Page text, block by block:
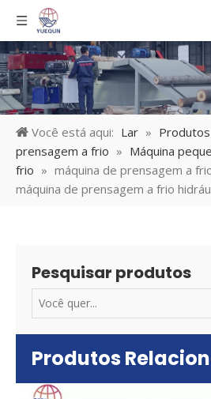
Você está aqui: Lar » Produtos
prensagem a frio » Máquina
frio » máquina de prensagem a
máquina de prensagem a frio
Pesquisar produtos
Produtos